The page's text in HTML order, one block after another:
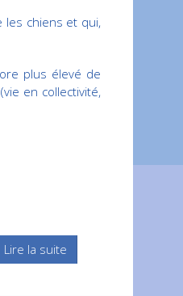
les chiens et qui,
plus élevé de
en collectivité,
Lire la suite